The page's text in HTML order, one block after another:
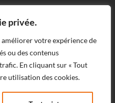
privée.
votre expérience de
ou des contenus
En cliquant sur « Tout
utilisation des cookies.
des Vignes,Val
Esbly, Thorigny,
Nanteuil les Meaux,
Noisiel, Chelles,